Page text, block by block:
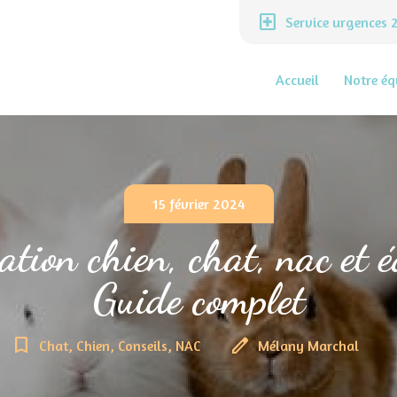
local_hospital Service urgences
Accueil Notre
15 février 2024
chien, chat, nac et
Guide complet
bookmark_border Chat, Chien, Conseils, NAC edit Mélany Marchal